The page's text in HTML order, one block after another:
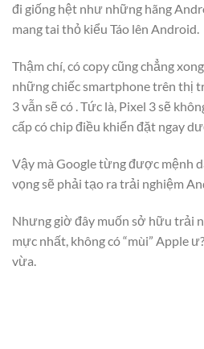
đi giống hệt như những hãng
mang tai thỏ kiểu Táo lên Android.
Thậm chí, có copy cũng chẳng
những chiếc smartphone trên thị
3 vẫn sẽ có . Tức là, Pixel 3 sẽ
cấp có chip điều khiển đặt ngay
Vậy mà Google từng được mệnh
vọng sẽ phải tạo ra trải nghiệm
Nhưng giờ đây muốn sở hữu trải
mực nhất, không có “mùi” Apple
vừa.